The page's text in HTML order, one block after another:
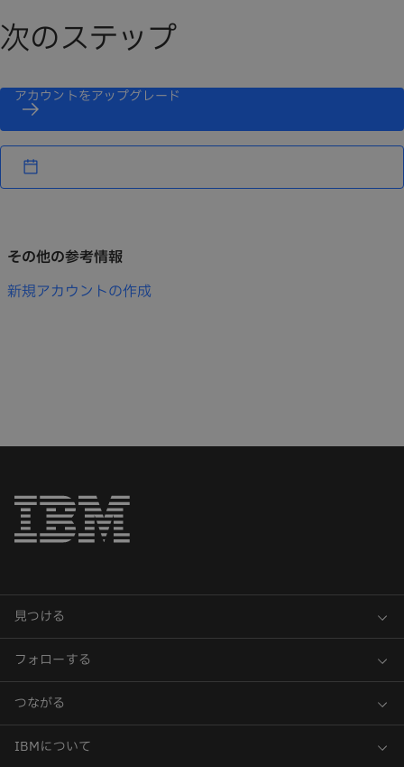
と、有効なコミットメントの残りのクレジットと、まだ有効
使うと期限議切れになります。
次のステップ
アカウントをアップグレード
その他の参考情報
新規アカウントの作成